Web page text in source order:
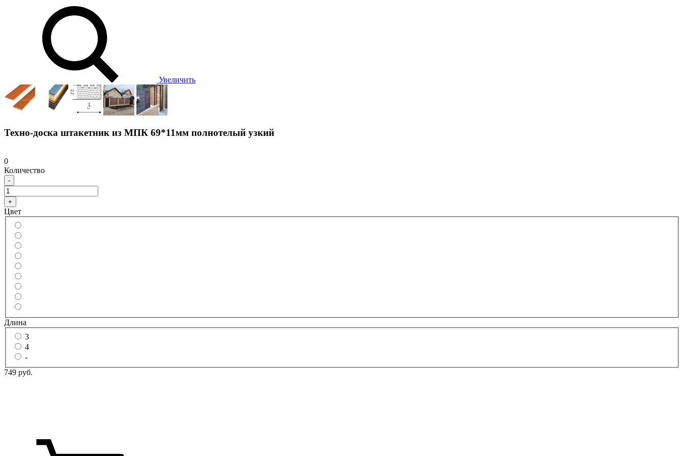
Увеличить
Техно-доска штакетник из МПК 69*11мм полнотелый узкий
0
Количество
-
+
Цвет
Длина
3
4
-
749 руб.